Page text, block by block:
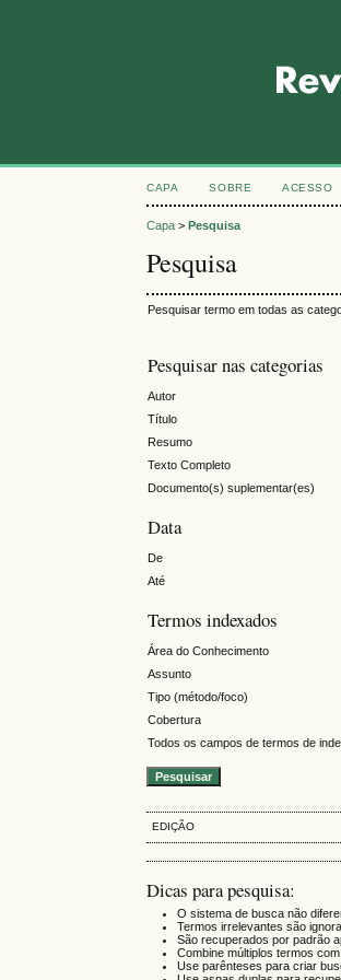
CAPA SOBRE ACESSO
Capa >Pesquisa
Pesquisa
Pesquisar termo em todas as
Pesquisar nas categorias
Autor
Título
Resumo
Texto Completo
Documento(s) suplementar(es)
Data
De
Até
Termos indexados
Área do Conhecimento
Assunto
Tipo (método/foco)
Cobertura
Todos os campos de termos de
EDIÇÃO
Dicas para pesquisa:
O sistema de busca não
Termos irrelevantes são
São recuperados por padrão
Combine múltiplos termos
Use parênteses para criar